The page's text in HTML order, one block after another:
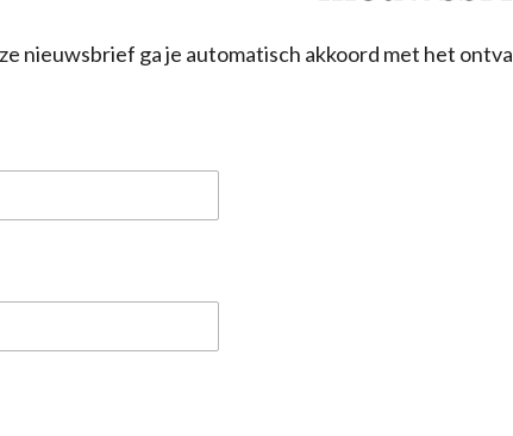
nieuwsbrief ga je automatisch akkoord met het